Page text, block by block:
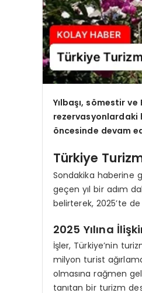
Yılbaşı, sömestir
rezervasyonlardaki
öncesinde devam
Türkiye
Sondakika haberine
geçen yıl bir adım
belirterek, 2025’te
2025 Yılına
İşler, Türkiye’nin
milyon turist
olmasına rağmen
tanıtan bir turizm